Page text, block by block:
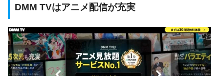
DMM TVはアニメ配信が充実